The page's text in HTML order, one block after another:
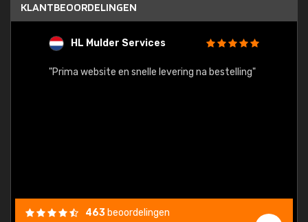
KLANTBEOORDELINGEN
HL Mulder Services
"Prima website en snelle levering na bestelling"
463 beoordelingen